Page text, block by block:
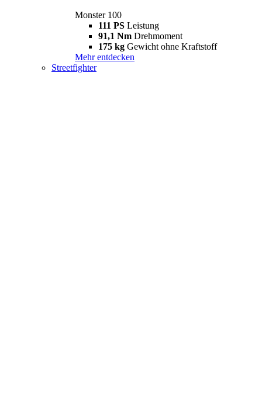
Monster 100
111 PS Leistung
91,1 Nm Drehmoment
175 kg Gewicht ohne Kraftstoff
Mehr entdecken
Streetfighter